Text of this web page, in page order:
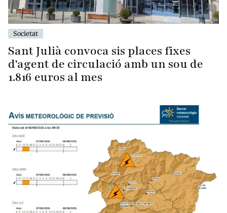
Societat
Sant Julià convoca sis places fixes
d'agent de circulació amb un sou de
1.816 euros al mes